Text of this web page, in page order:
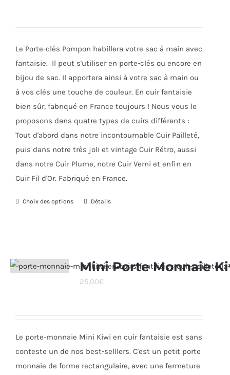
Le Porte-clés Pompon habillera votre sac à main avec
fantaisie. Il peut s'utiliser en porte-clés ou encore en
bijou de sac. Il apportera ainsi à votre sac à main ou
à vos clés une touche de couleur. En cuir fantaisie
bien sûr, fabriqué en France toujours ! Nous vous le
proposons dans quatre types de cuirs différents :
Tout d'abord dans notre incontournable Cuir Pailleté,
puis dans notre très joli et vintage Cuir Rétro, aussi
dans notre Cuir Plume, notre Cuir Verni et enfin en
Cuir Fil d'Or. Fabriqué en France.
Choix des options
Ce
variations.
Les
choisies
sur
Détails
Mini Porte Monnaie
25,00€
Le porte-monnaie Mini Kiwi en cuir fantaisie est sans
conteste un de nos best-selllers. C'est un petit porte
monnaie de forme rectangulaire, avec une fermeture